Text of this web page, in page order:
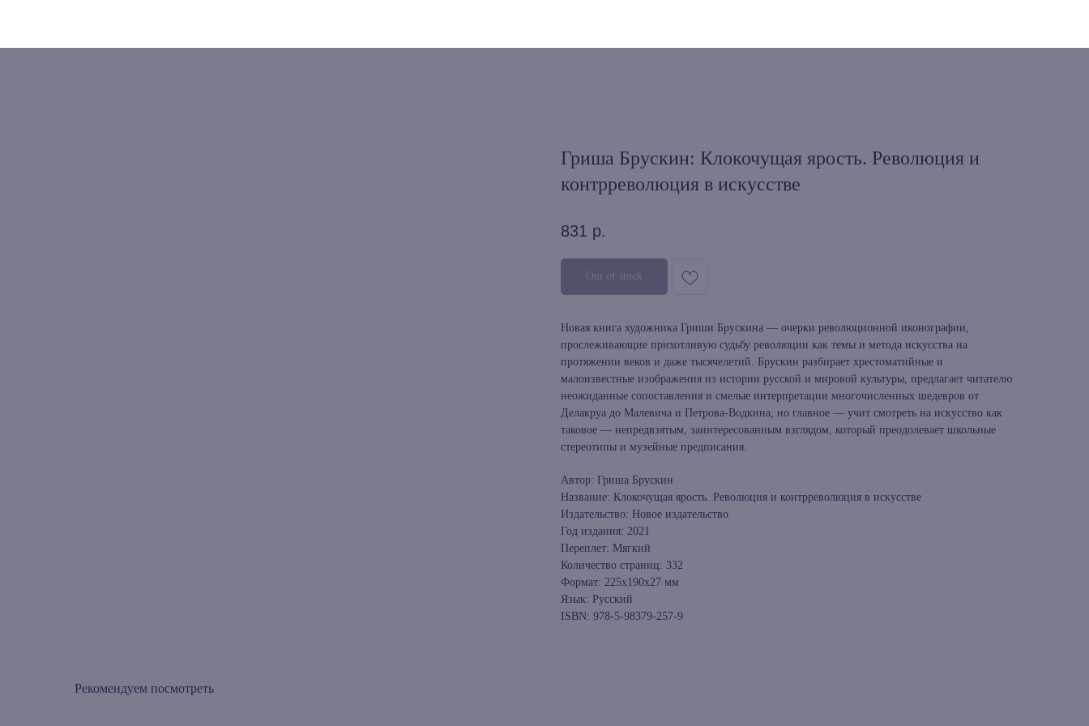
Гриша Брускин: Клокочущая ярость. Революция и
контрреволюция в искусстве
831 р.
Out of stock
Новая книга художника Гриши Брускина — очерки революционной иконографии,
прослеживающие прихотливую судьбу революции как темы и метода искусства на
протяжении веков и даже тысячелетий. Брускин разбирает хрестоматийные и
малоизвестные изображения из истории русской и мировой культуры, предлагает читателю
неожиданные сопоставления и смелые интерпретации многочисленных шедевров от
Делакруа до Малевича и Петрова-Водкина, но главное — учит смотреть на искусство как
таковое — непредвзятым, заинтересованным взглядом, который преодолевает школьные
стереотипы и музейные предписания.
Автор: Гриша Брускин
Название: Клокочущая ярость. Революция и контрреволюция в искусстве
Издательство: Новое издательство
Год издания: 2021
Переплет: Мягкий
Количество страниц: 332
Формат: 225x190x27 мм
Язык: Русский
ISBN: 978-5-98379-257-9
Рекомендуем посмотреть